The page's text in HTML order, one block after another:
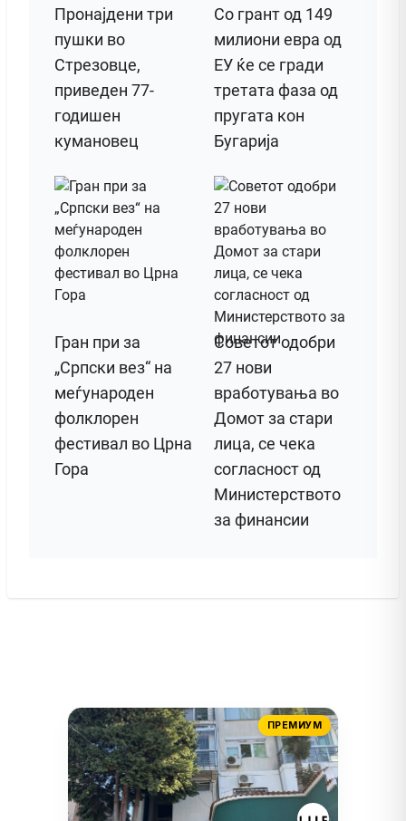
Пронајдени три
пушки во
Стрезовце,
приведен 77-
годишен
кумановец
Со грант од 149
милиони евра од
ЕУ ќе се гради
третата фаза од
пругата кон
Бугарија
Гран при за
„Српски вез“ на
меѓународен
фолклорен
фестивал во Црна
Гора
Советот одобри
27 нови
вработувања во
Домот за стари
лица, се чека
согласност од
Министерството
за финансии
ПРЕМИУМ